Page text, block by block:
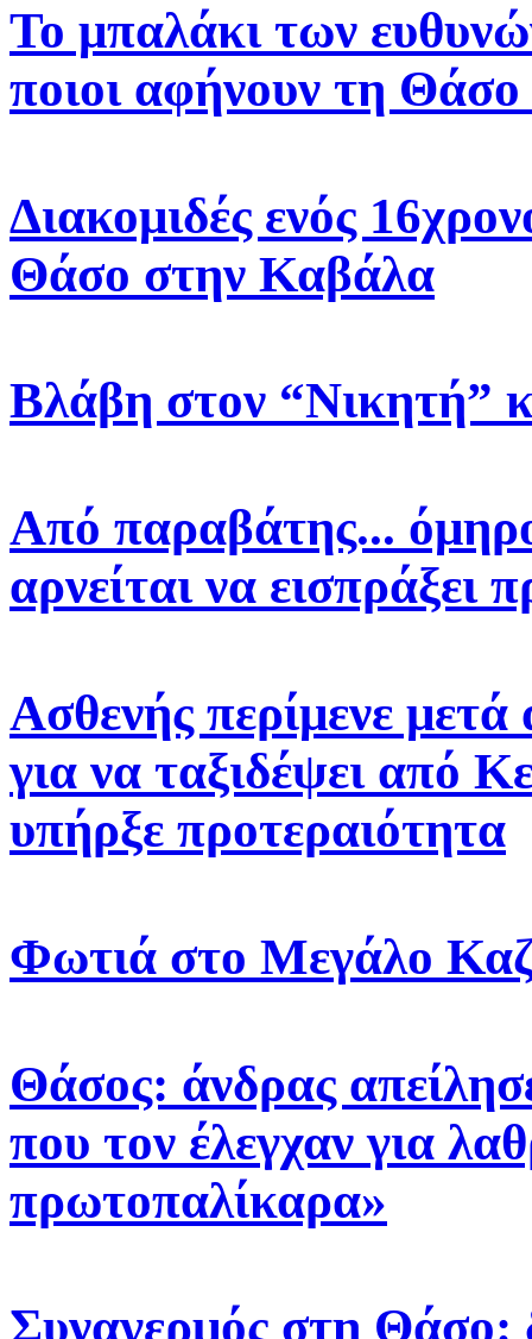
Το μπαλάκι των
ποιοι αφήνουν τη
Διακομιδές ενός
Θάσο στην Καβάλα
Βλάβη στον “Νικητή”
Από παραβάτης...
αρνείται να εισπράξει
Ασθενής περίμενε
για να ταξιδέψει από
υπήρξε προτεραιότητα
Φωτιά στο Μεγάλο
Θάσος: άνδρας
που τον έλεγχαν για
πρωτοπαλίκαρα»
Συναγερμός στη Θάσο: